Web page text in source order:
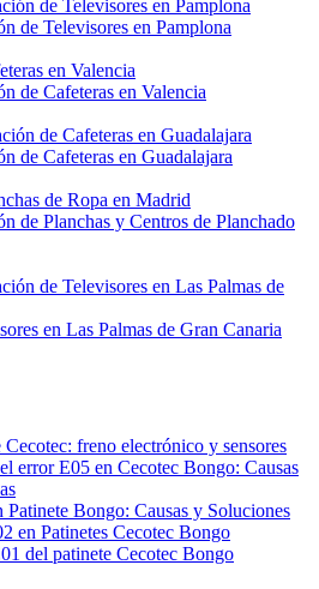
de Televisores en Pamplona
de Cafeteras en Valencia
de Cafeteras en Guadalajara
de Planchas y Centros de Planchado
en Las Palmas de Gran Canaria
freno electrónico y sensores
error E05 en Cecotec Bongo: Causas
Bongo: Causas y Soluciones
en Patinetes Cecotec Bongo
del patinete Cecotec Bongo